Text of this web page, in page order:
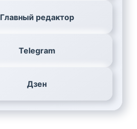
Главный редактор
Telegram
Дзен